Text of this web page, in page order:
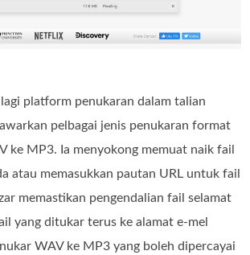
platform penukaran dalam talian
pelbagai jenis penukaran format
ke MP3. Ia menyokong memuat naik fail
atau memasukkan pautan URL untuk fail
memastikan pengendalian fail selamat
yang ditukar terus ke alamat e-mel
WAV ke MP3 yang boleh dipercayai